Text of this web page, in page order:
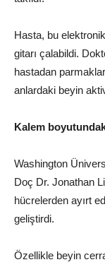
Hasta, bu
gitarı çalabildi.
hastadan
anlardaki beyin
Kalem
Washington
Doç Dr. Jonathan
hücrelerden ayırt
geliştirdi.
Özellikle beyin